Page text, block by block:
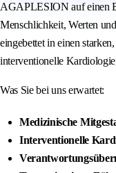
AGAPLESION auf einen
Menschlichkeit, Werten
eingebettet in einen
interventionelle
Was Sie bei uns erwartet:
Medizinische
Interventionelle